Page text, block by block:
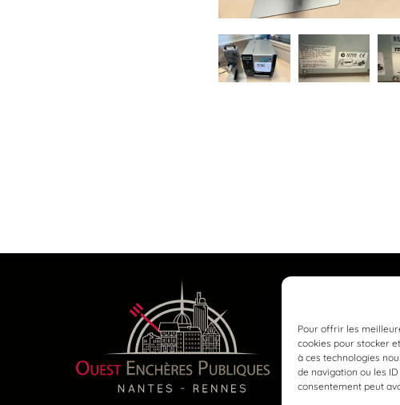
Pour offrir les
cookies pour stocker
à ces technologies
de navigation ou les
consentement peut